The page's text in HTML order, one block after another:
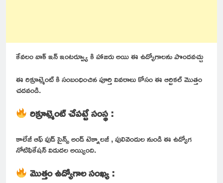
కేవలం వాక్ ఇన్ ఇంటర్వ్యూ కి హాజరు అయి ఈ ఉద్యోగాలను పొందవచ్చు
ఈ రిక్రూట్మెంట్ కి సంబంధించిన పూర్తి వివరాలు కోసం ఈ ఆర్టికల్ మొత్తం
చదవండి.
రిక్రూట్మెంట్ చేపట్టే సంస్థ :
కాలేజీ ఆఫ్ ఫుడ్ సైన్స్ అండ్ టెక్నాలజీ , పులివెందుల నుండి ఈ ఉద్యోగ
నోటిఫికేషన్ విడుదల అయ్యింది.
మొత్తం ఉద్యోగాల సంఖ్య :